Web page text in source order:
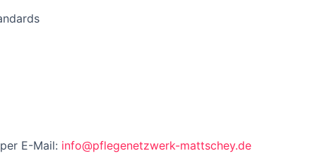
E-Mail: info@pflegenetzwerk-mattschey.de